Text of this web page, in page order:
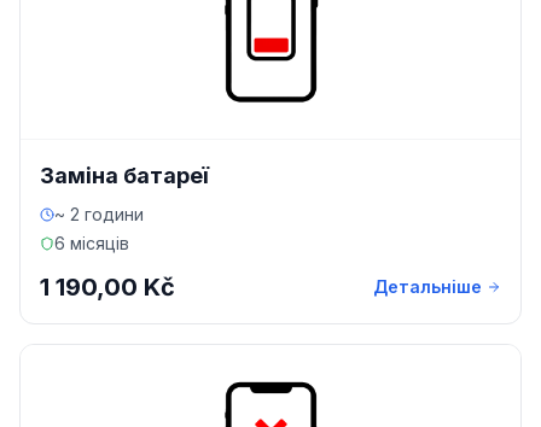
Заміна батареї
~ 2 години
6 місяців
1 190,00 Kč Детальніше